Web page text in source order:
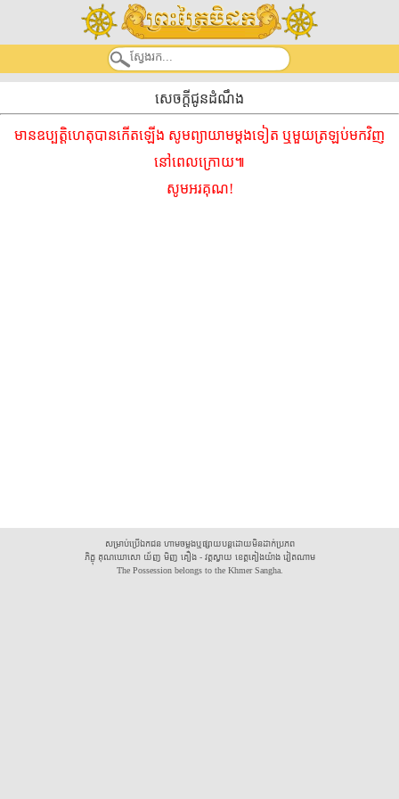
សេចក្តីជូនដំណឹង
មានឧប្បត្តិហេតុបានកើតឡើង សូមព្យាយាមម្ដងទៀត ឬមួយត្រឡប់មកវិញ
នៅពេលក្រោយ៕
សូមអរគុណ!
សម្រាប់ប្រើឯកជន ហាមចម្លងឬផ្សាយបន្តដោយមិនដាក់ប្រភព
ភិក្ខុ គុណឃោសោ យ័ញ មិញ គឿង - វត្តស្វាយ ខេត្តគៀងយ៉ាង វៀតណាម
The Possession belongs to the Khmer Sangha.